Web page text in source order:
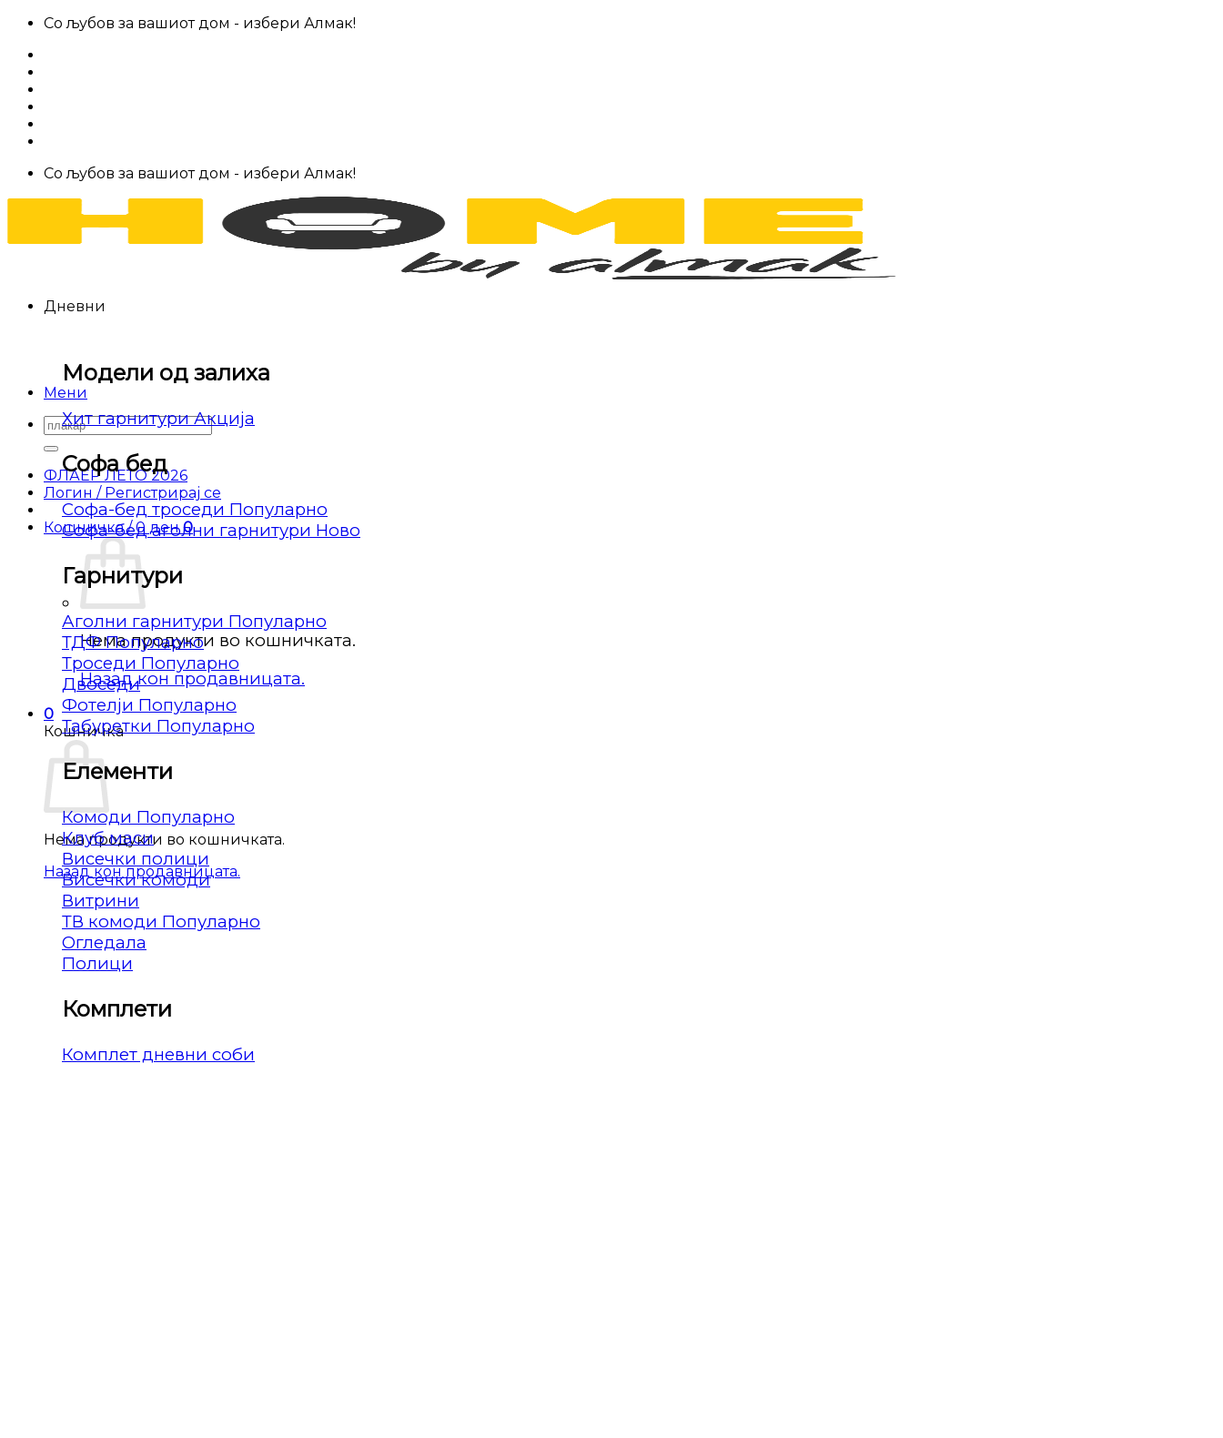
Skip
content
Со љубов за вашиот дом - избери Алмак!
Со љубов за вашиот дом - избери Алмак!
Мени
Барај
за:
ФЛАЕР ЛЕТО 2026
Логин / Регистрирај се
Кошничка /0 ден 0
Нема продукти во кошничката.
Назад кон продавницата.
0
Кошничка
Нема продукти во кошничката.
Назад кон продавницата.
Дневни
Модели од залиха
Хит гарнитури
Софа бед
Софа-бед троседи
Софа-бед аголни гарнитури
Гарнитури
Аголни гарнитури
ТДФ
Троседи
Двоседи
Фотелји
Табуретки
Елементи
Комоди
Клуб маси
Висечки полици
Висечки комоди
Витрини
ТВ комоди
Огледала
Полици
Комплети
Комплет дневни соби